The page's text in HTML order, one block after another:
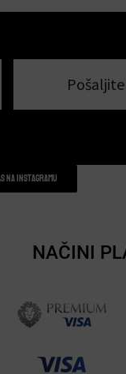
na instagramu
NAČINI